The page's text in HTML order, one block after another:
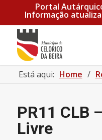
Portal
Informação
Está aqui: Home /
PR11 CLB
Livre